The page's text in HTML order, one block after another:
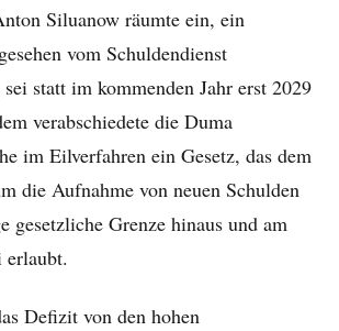
Siluanow räumte ein, ein
vom Schuldendienst
statt im kommenden Jahr erst 2029
verabschiedete die Duma
im Eilverfahren ein Gesetz, das dem
die Aufnahme von neuen Schulden
gesetzliche Grenze hinaus und am
erlaubt.
Defizit von den hohen